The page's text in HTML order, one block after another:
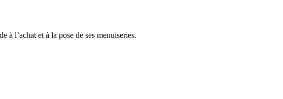
l’achat et à la pose de ses menuiseries.